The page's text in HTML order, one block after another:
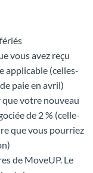
vous avez reçu
applicable (celles-
paie en avril)
votre nouveau
de 2 % (celle-
que vous pourriez
de MoveUP. Le